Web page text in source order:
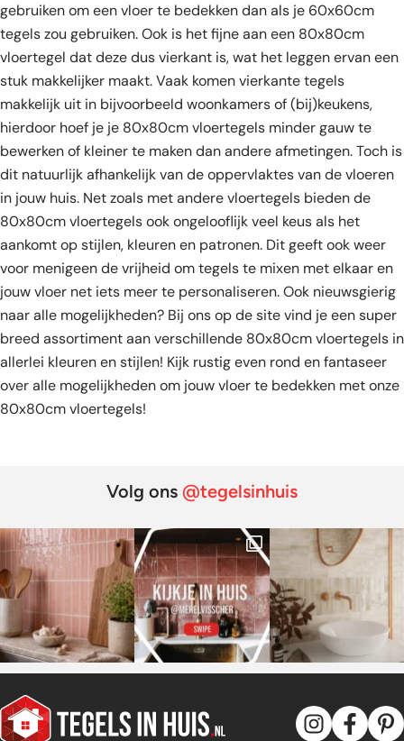
gebruiken om een vloer te bedekken dan als je 60x60cm
tegels zou gebruiken. Ook is het fijne aan een 80x80cm
vloertegel dat deze dus vierkant is, wat het leggen ervan een
stuk makkelijker maakt. Vaak komen vierkante tegels
makkelijk uit in bijvoorbeeld woonkamers of (bij)keukens,
hierdoor hoef je je 80x80cm vloertegels minder gauw te
bewerken of kleiner te maken dan andere afmetingen. Toch is
dit natuurlijk afhankelijk van de oppervlaktes van de vloeren
in jouw huis. Net zoals met andere vloertegels bieden de
80x80cm vloertegels ook ongelooflijk veel keus als het
aankomt op stijlen, kleuren en patronen. Dit geeft ook weer
voor menigeen de vrijheid om tegels te mixen met elkaar en
jouw vloer net iets meer te personaliseren. Ook nieuwsgierig
naar alle mogelijkheden? Bij ons op de site vind je een super
breed assortiment aan verschillende 80x80cm vloertegels in
allerlei kleuren en stijlen! Kijk rustig even rond en fantaseer
over alle mogelijkheden om jouw vloer te bedekken met onze
80x80cm vloertegels!
Volg ons @tegelsinhuis